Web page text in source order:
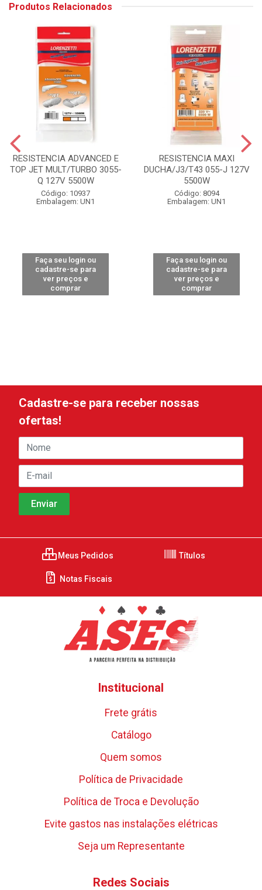
Produtos Relacionados
RESISTENCIA ADVANCED E
TOP JET MULT/TURBO 3055-
Q 127V 5500W
Código: 10937
Embalagem: UN1
Faça seu login ou
cadastre-se para
ver preços e
comprar
RESISTENCIA MAXI
DUCHA/J3/T43 055-J 127V
5500W
Código: 8094
Embalagem: UN1
Faça seu login ou
cadastre-se para
ver preços e
comprar
Cadastre-se para receber nossas
ofertas!
Meus Pedidos Títulos
Notas Fiscais
Institucional
Frete grátis
Catálogo
Quem somos
Política de Privacidade
Política de Troca e Devolução
Evite gastos nas instalações elétricas
Seja um Representante
Redes Sociais